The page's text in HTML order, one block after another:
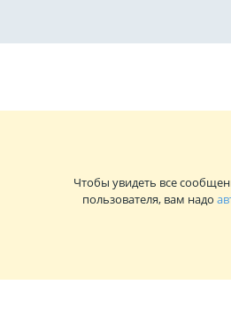
Чтобы увидеть все
пользователя, вам надо